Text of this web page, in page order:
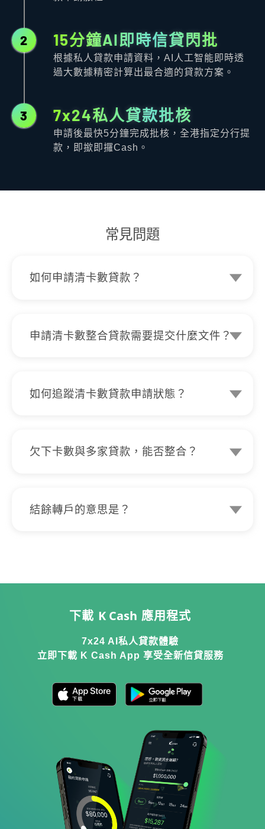
2 15分鐘AI即時信貸閃批
根據私人貸款申請資料，AI人工智能即時透
過大數據精密計算出最合適的貸款方案。
3 7x24私人貸款批核
申請後最快5分鐘完成批核，全港指定分行提
款，即撳即攞Cash。
常見問題
如何申請清卡數貸款？
過程。
申請清卡數整合貸款需要提交什麼文件？
還款方案。
如何追蹤清卡數貸款申請狀態？
欠下卡數與多家貸款，能否整合？
一次過整合欠債，做到更靈活的大額清數
結餘轉戶的意思是？
貸款。
下載 K Cash 應用程式
7x24 AI私人貸款體驗
立即下載 K Cash App 享受全新信貸服務